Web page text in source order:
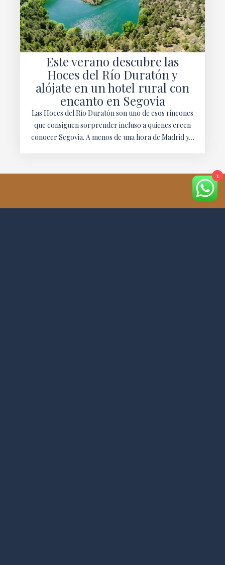
Este verano descubre las
Hoces del Río Duratón y
alójate en un hotel rural con
encanto en Segovia
Las Hoces del Río Duratón son uno de esos rincones
que consiguen sorprender incluso a quienes creen
conocer Segovia. A menos de una hora de Madrid y…
1